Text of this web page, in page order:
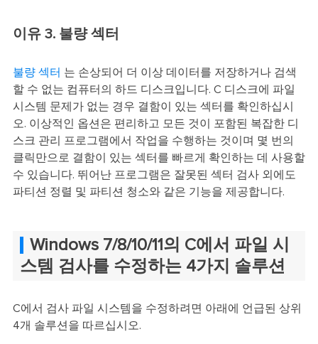
이유 3. 불량 섹터
불량 섹터 는 손상되어 더 이상 데이터를 저장하거나 검색
할 수 없는 컴퓨터의 하드 디스크입니다. C 디스크에 파일
시스템 문제가 없는 경우 결함이 있는 섹터를 확인하십시
오. 이상적인 옵션은 편리하고 모든 것이 포함된 복잡한 디
스크 관리 프로그램에서 작업을 수행하는 것이며 몇 번의
클릭만으로 결함이 있는 섹터를 빠르게 확인하는 데 사용할
수 있습니다. 뛰어난 프로그램은 잘못된 섹터 검사 외에도
파티션 정렬 및 파티션 청소와 같은 기능을 제공합니다.
Windows 7/8/10/11의 C에서 파일 시
스템 검사를 수정하는 4가지 솔루션
C에서 검사 파일 시스템을 수정하려면 아래에 언급된 상위
4개 솔루션을 따르십시오.